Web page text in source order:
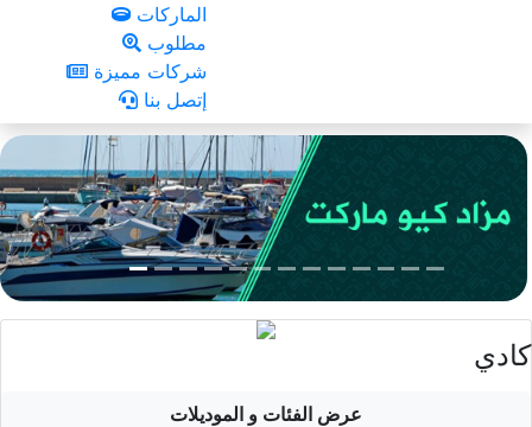
الماركات
مطلوب
شركات مميزة
إتصل بنا
كادي
عرض الفئات و الموديلات